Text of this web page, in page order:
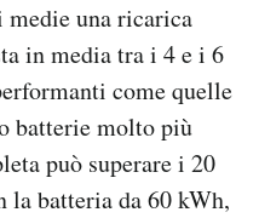
una ricarica
in media tra i 4 e i 6
come quelle
batterie molto più
può superare i 20
la batteria da 60 kWh,